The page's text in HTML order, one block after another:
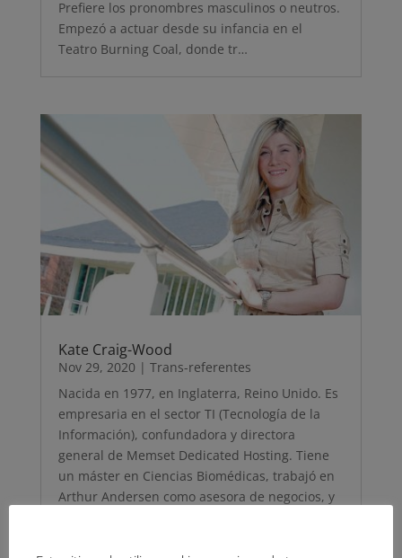
Prefiere los pronombres masculinos o neutros.
Empezó a actuar desde su infancia en el
Teatro Burning Coal, donde tr…
Kate Craig-Wood
Nov 29, 2020 | Trans-referentes
Nacida en 1977, en Inglaterra, Reino Unido. Es
empresaria en el sector TI (Tecnología de la
Información), confundadora y directora
general de Memset Dedicated Hosting. Tiene
un máster en Ciencias Biomédicas, trabajó en
Arthur Andersen como asesora de negocios, y